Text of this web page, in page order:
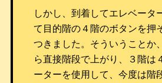
しかし、到着してエレベータ
て目的階の４階のボタンを押
つきました。そういうことか
ら直接階段で上がり、３階は
ーターを使用して、今度は階